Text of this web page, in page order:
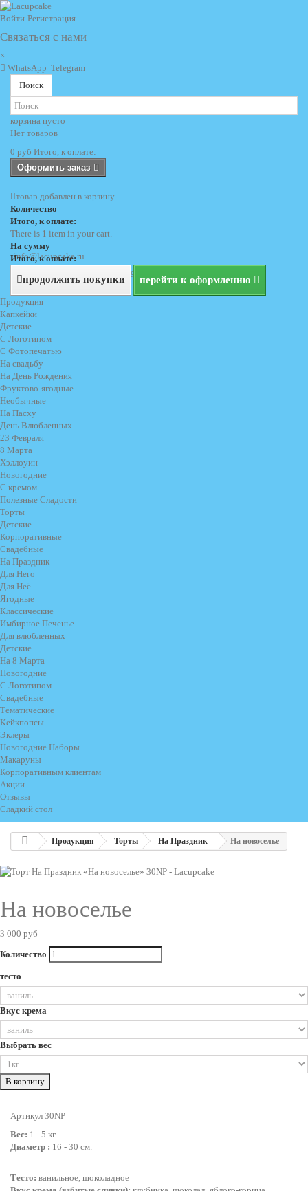
Войти Регистрация
info@lacupcake.ru
+7 (495) 729 69 62
+7 (903) 729 69 62
Связаться с нами
×
WhatsApp Telegram
Поиск
корзина пусто
Нет товаров
0 руб Итого, к оплате:
Оформить заказ
товар добавлен в корзину
Количество
Итого, к оплате:
There is 1 item in your cart.
На сумму
Итого, к оплате:
продолжить покупки перейти к оформлению
Продукция
Капкейки
Детские
С Логотипом
С Фотопечатью
На свадьбу
На День Рождения
Фруктово-ягодные
Необычные
На Пасху
День Влюбленных
23 Февраля
8 Марта
Хэллоуин
Новогодние
С кремом
Полезные Сладости
Торты
Детские
Корпоративные
Свадебные
На Праздник
Для Него
Для Неё
Ягодные
Классические
Имбирное Печенье
Для влюбленных
Детские
На 8 Марта
Новогодние
С Логотипом
Свадебные
Тематические
Кейкпопсы
Эклеры
Новогодние Наборы
Макаруны
Корпоративным клиентам
Акции
Отзывы
Сладкий стол
Продукция Торты На Праздник На новоселье
На новоселье
3 000 руб
Количество
тесто
Вкус крема
Выбрать вес
В корзину
Артикул 30NP
Вес: 1 - 5 кг.
Диаметр : 16 - 30 см.
Тесто: ванильное, шоколадное